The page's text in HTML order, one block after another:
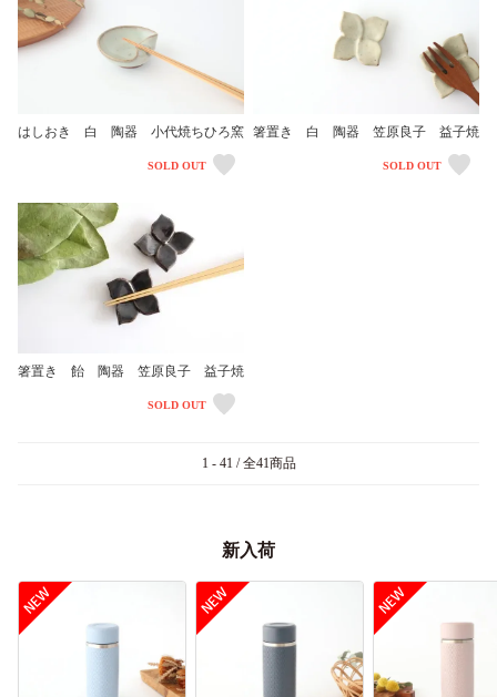
はしおき 白 陶器 小代焼ちひろ窯
SOLD OUT
箸置き 白 陶器 笠原良子 益子焼
SOLD OUT
箸置き 飴 陶器 笠原良子 益子焼
SOLD OUT
1 - 41 / 全41商品
新入荷